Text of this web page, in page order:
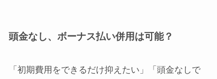
頭金なし、ボーナス払い併用は可能？
「初期費用をできるだけ抑えたい」「頭金なしで